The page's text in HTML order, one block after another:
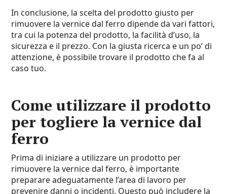
In conclusione, la scelta del prodotto giusto per
rimuovere la vernice dal ferro dipende da vari fattori,
tra cui la potenza del prodotto, la facilità d’uso, la
sicurezza e il prezzo. Con la giusta ricerca e un po’ di
attenzione, è possibile trovare il prodotto che fa al
caso tuo.
Come utilizzare il prodotto
per togliere la vernice dal
ferro
Prima di iniziare a utilizzare un prodotto per
rimuovere la vernice dal ferro, è importante
preparare adeguatamente l’area di lavoro per
prevenire danni o incidenti. Questo può includere la